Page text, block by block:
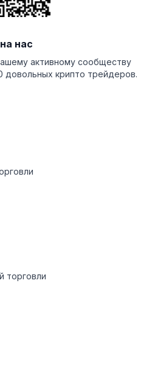
нас
активному сообществу
довольных крипто трейдеров.
торговли